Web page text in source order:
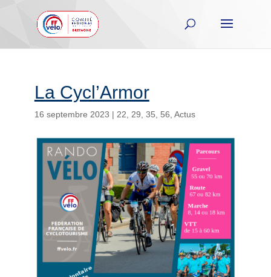
La Cycl’Armor
16 septembre 2023 | 22 29 35 56 Actus